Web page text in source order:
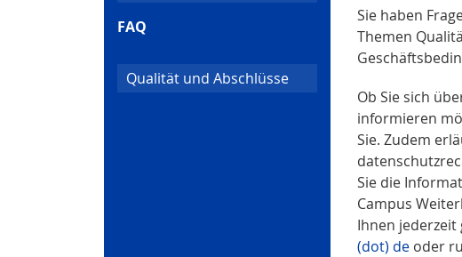
FAQ
Qualität und Abschlüsse
Sie haben
Themen
Ob Sie sich
informieren
Sie. Zudem
Sie die
Campus
Ihnen jederzeit
(dot) de oder